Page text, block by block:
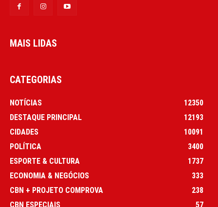
MAIS LIDAS
CATEGORIAS
NOTÍCIAS
12350
DESTAQUE PRINCIPAL
12193
CIDADES
10091
POLÍTICA
3400
ESPORTE & CULTURA
1737
ECONOMIA & NEGÓCIOS
333
CBN + PROJETO COMPROVA
238
CBN ESPECIAIS
57